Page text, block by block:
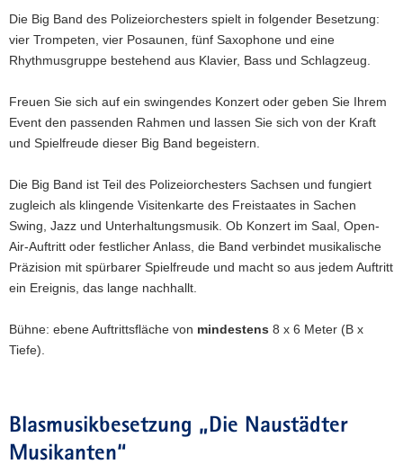
Die Big Band des Polizeiorchesters spielt in folgender Besetzung:
vier Trompeten, vier Posaunen, fünf Saxophone und eine
Rhythmusgruppe bestehend aus Klavier, Bass und Schlagzeug.
Freuen Sie sich auf ein swingendes Konzert oder geben Sie Ihrem
Event den passenden Rahmen und lassen Sie sich von der Kraft
und Spielfreude dieser Big Band begeistern.
Die Big Band ist Teil des Polizeiorchesters Sachsen und fungiert
zugleich als klingende Visitenkarte des Freistaates in Sachen
Swing, Jazz und Unterhaltungsmusik. Ob Konzert im Saal, Open-
Air-Auftritt oder festlicher Anlass, die Band verbindet musikalische
Präzision mit spürbarer Spielfreude und macht so aus jedem Auftritt
ein Ereignis, das lange nachhallt.
Bühne: ebene Auftrittsfläche von mindestens 8 x 6 Meter (B x
Tiefe).
Blasmusikbesetzung „Die Naustädter
Musikanten“